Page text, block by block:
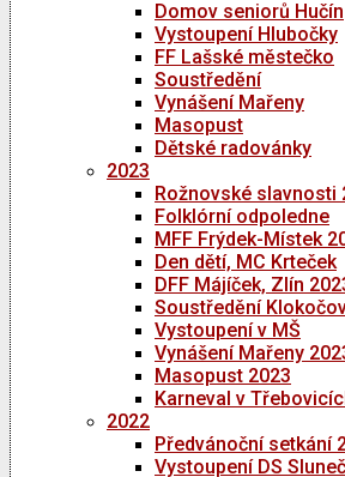
Domov seniorů Hučín
Vystoupení Hlubočky
FF Lašské městečko
Soustředění
Vynášení Mařeny
Masopust
Dětské radovánky
2023
Rožnovské slavnosti
Folklórní odpoledne
MFF Frýdek-Místek
Den dětí, MC Krteček
DFF Májíček, Zlín
Soustředění
Vystoupení v MŠ
Vynášení Mařeny
Masopust 2023
Karneval v
2022
Předvánoční setkání
Vystoupení DS